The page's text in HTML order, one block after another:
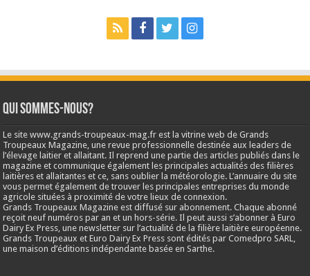
Qui sommes-nous?
Le site www.grands-troupeaux-mag.fr est la vitrine web de Grands
Troupeaux Magazine, une revue professionnelle destinée aux leaders de
l’élevage laitier et allaitant. Il reprend une partie des articles publiés dans le
magazine et communique également les principales actualités des filières
laitières et allaitantes et ce, sans oublier la météorologie. L’annuaire du site
vous permet également de trouver les principales entreprises du monde
agricole situées à proximité de votre lieux de connexion.
Grands Troupeaux Magazine est diffusé sur abonnement. Chaque abonné
reçoit neuf numéros par an et un hors-série. Il peut aussi s’abonner à Euro
Dairy Ex Press, une newsletter sur l’actualité de la filière laitière européenne.
Grands Troupeaux et Euro Dairy Ex Press sont édités par Comedpro SARL,
une maison d’éditions indépendante basée en Sarthe.